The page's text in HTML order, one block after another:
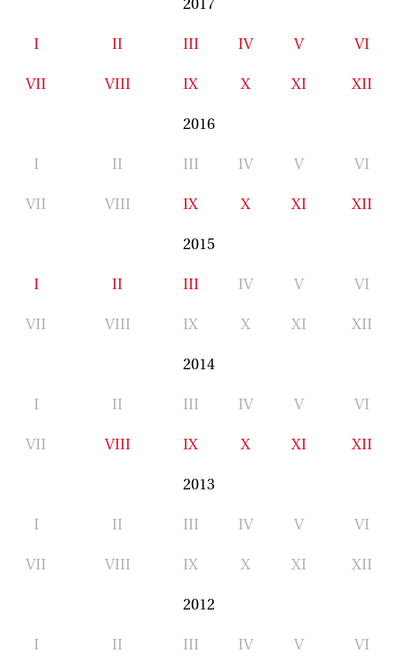
I II III IV V VI
VII VIII IX X XI XII
2016
I II III IV V VI
VII VIII IX X XI XII
2015
I II III IV V VI
VII VIII IX X XI XII
2014
I II III IV V VI
VII VIII IX X XI XII
2013
I II III IV V VI
VII VIII IX X XI XII
2012
I II III IV V VI